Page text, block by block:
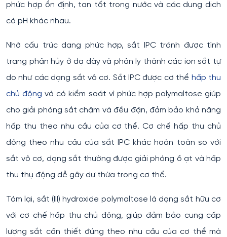
phức hợp ổn định, tan tốt trong nước và các dung dịch
có pH khác nhau.
Nhờ cấu trúc dạng phức hợp, sắt IPC tránh được tình
trạng phân hủy ở dạ dày và phân ly thành các ion sắt tự
do như các dạng sắt vô cơ. Sắt IPC được cơ thể hấp thu
chủ động và có kiểm soát vì phức hợp polymaltose giúp
cho giải phóng sắt chậm và đều đặn, đảm bảo khả năng
hấp thu theo nhu cầu của cơ thể. Cơ chế hấp thu chủ
động theo nhu cầu của sắt IPC khác hoàn toàn so với
sắt vô cơ, dạng sắt thường được giải phóng ồ ạt và hấp
thu thụ động dễ gây dư thừa trong cơ thể.
Tóm lại, sắt (III) hydroxide polymaltose là dạng sắt hữu cơ
với cơ chế hấp thu chủ động, giúp đảm bảo cung cấp
lượng sắt cần thiết đúng theo nhu cầu của cơ thể mà